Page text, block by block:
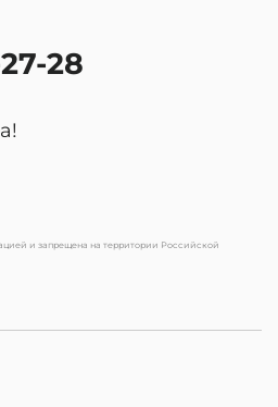
28
и запрещена на территории Российской